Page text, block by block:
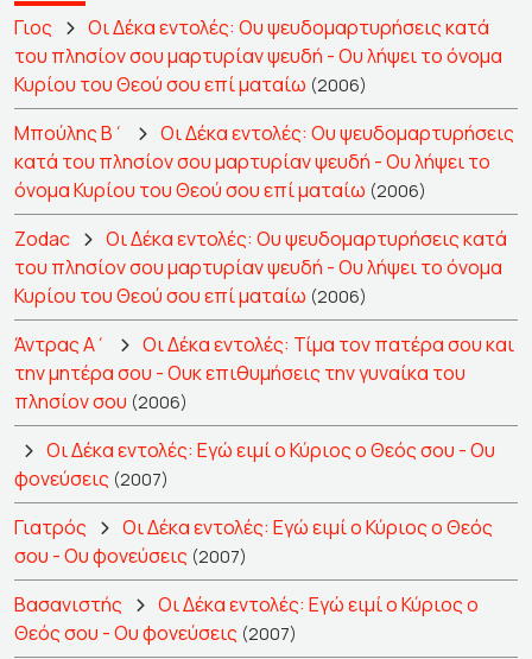
Γιος
Οι Δέκα εντολές: Ου ψευδομαρτυρήσεις κατά
του πλησίον σου μαρτυρίαν ψευδή - Ου λήψει το όνομα
Κυρίου του Θεού σου επί ματαίω (2006)
Μπούλης Β΄
Οι Δέκα εντολές: Ου ψευδομαρτυρήσεις
κατά του πλησίον σου μαρτυρίαν ψευδή - Ου λήψει το
όνομα Κυρίου του Θεού σου επί ματαίω (2006)
Zodac
Οι Δέκα εντολές: Ου ψευδομαρτυρήσεις κατά
του πλησίον σου μαρτυρίαν ψευδή - Ου λήψει το όνομα
Κυρίου του Θεού σου επί ματαίω (2006)
Άντρας Α΄
Οι Δέκα εντολές: Τίμα τον πατέρα σου και
την μητέρα σου - Ουκ επιθυμήσεις την γυναίκα του
πλησίον σου (2006)
Οι Δέκα εντολές: Εγώ ειμί ο Κύριος ο Θεός σου - Ου
φονεύσεις (2007)
Γιατρός
Οι Δέκα εντολές: Εγώ ειμί ο Κύριος ο Θεός
σου - Ου φονεύσεις (2007)
Βασανιστής
Οι Δέκα εντολές: Εγώ ειμί ο Κύριος ο
Θεός σου - Ου φονεύσεις (2007)